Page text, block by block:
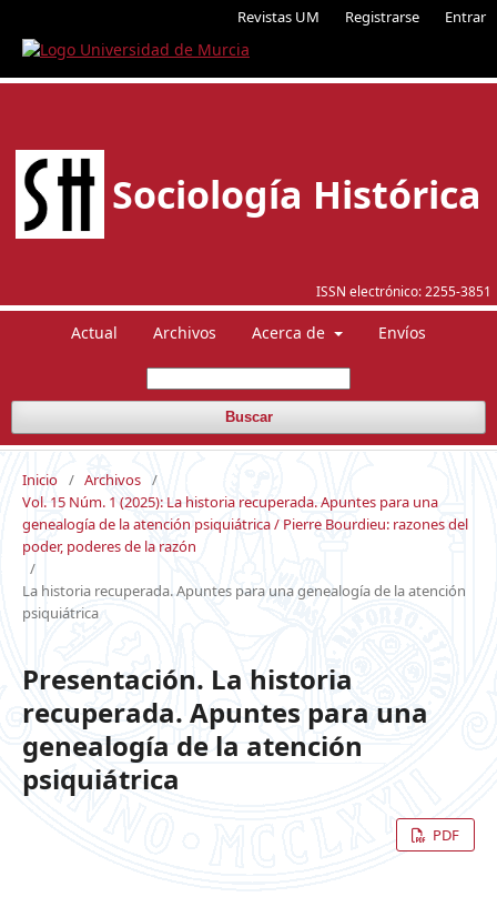
Revistas UM Registrarse Entrar
ISSN electrónico: 2255-3851
Sociología Histórica
Actual Archivos Acerca de Envíos
Buscar
Inicio / Archivos /
Vol. 15 Núm. 1 (2025): La historia recuperada. Apuntes para una
genealogía de la atención psiquiátrica / Pierre Bourdieu: razones del
poder, poderes de la razón
/
La historia recuperada. Apuntes para una genealogía de la atención
psiquiátrica
Presentación. La historia
recuperada. Apuntes para una
genealogía de la atención
psiquiátrica
PDF